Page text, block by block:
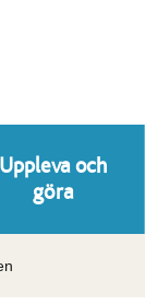
Uppleva och
göra